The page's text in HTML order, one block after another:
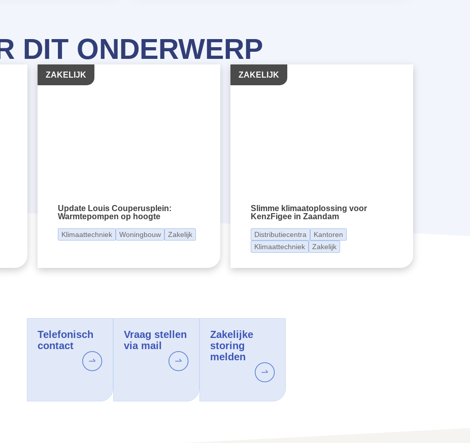
DIT ONDERWERP
ZAKELIJK
Update Louis Couperusplein:
Warmtepompen op hoogte
Klimaattechniek Woningbouw Zakelijk
ZAKELIJK
Slimme klimaatoplossing voor
KenzFigee in Zaandam
Distributiecentra
Kantoren
Klimaattechniek
Zakelijk
Telefonisch
contact
Vraag stellen
via mail
Zakelijke
storing
melden